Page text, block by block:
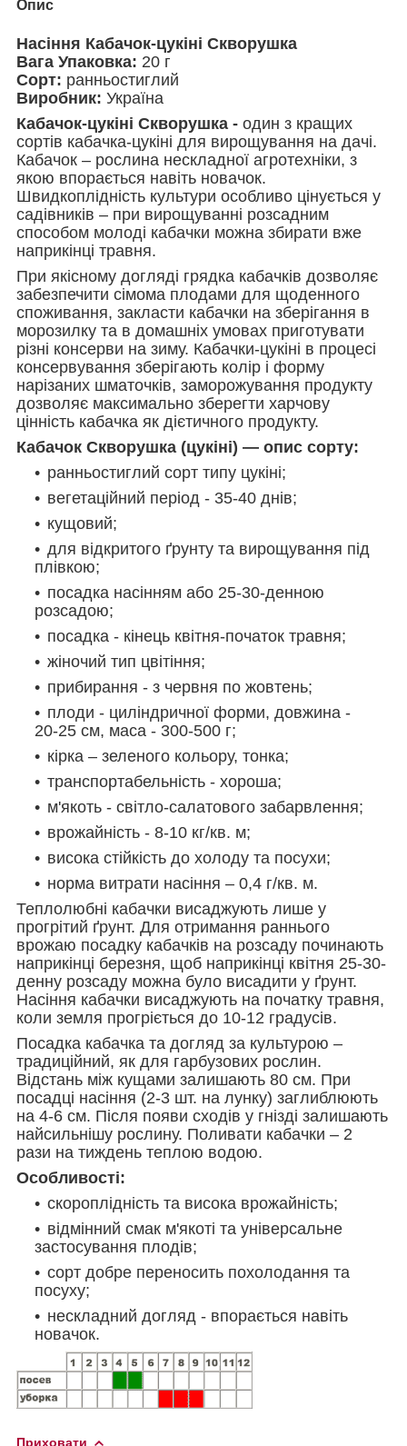
Опис
Насіння Кабачок-цукіні Скворушка
Вага Упаковка: 20 г
Сорт: ранньостиглий
Виробник: Україна
Кабачок-цукіні Скворушка - один з кращих
сортів кабачка-цукіні для вирощування на дачі.
Кабачок – рослина нескладної агротехніки, з
якою впорається навіть новачок.
Швидкоплідність культури особливо цінується у
садівників – при вирощуванні розсадним
способом молоді кабачки можна збирати вже
наприкінці травня.
При якісному догляді грядка кабачків дозволяє
забезпечити сімома плодами для щоденного
споживання, закласти кабачки на зберігання в
морозилку та в домашніх умовах приготувати
різні консерви на зиму. Кабачки-цукіні в процесі
консервування зберігають колір і форму
нарізаних шматочків, заморожування продукту
дозволяє максимально зберегти харчову
цінність кабачка як дієтичного продукту.
Кабачок Скворушка (цукіні) — опис сорту:
ранньостиглий сорт типу цукіні;
вегетаційний період - 35-40 днів;
кущовий;
для відкритого ґрунту та вирощування під
плівкою;
посадка насінням або 25-30-денною
розсадою;
посадка - кінець квітня-початок травня;
жіночий тип цвітіння;
прибирання - з червня по жовтень;
плоди - циліндричної форми, довжина -
20-25 см, маса - 300-500 г;
кірка – зеленого кольору, тонка;
транспортабельність - хороша;
м'якоть - світло-салатового забарвлення;
врожайність - 8-10 кг/кв. м;
висока стійкість до холоду та посухи;
норма витрати насіння – 0,4 г/кв. м.
Теплолюбні кабачки висаджують лише у
прогрітий ґрунт. Для отримання раннього
врожаю посадку кабачків на розсаду починають
наприкінці березня, щоб наприкінці квітня 25-30-
денну розсаду можна було висадити у ґрунт.
Насіння кабачки висаджують на початку травня,
коли земля прогріється до 10-12 градусів.
Посадка кабачка та догляд за культурою –
традиційний, як для гарбузових рослин.
Відстань між кущами залишають 80 см. При
посадці насіння (2-3 шт. на лунку) заглиблюють
на 4-6 см. Після появи сходів у гнізді залишають
найсильнішу рослину. Поливати кабачки – 2
рази на тиждень теплою водою.
Особливості:
скороплідність та висока врожайність;
відмінний смак м'якоті та універсальне
застосування плодів;
сорт добре переносить похолодання та
посуху;
нескладний догляд - впорається навіть
новачок.
Приховати